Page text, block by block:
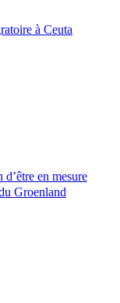
à Ceuta
en mesure
Groenland